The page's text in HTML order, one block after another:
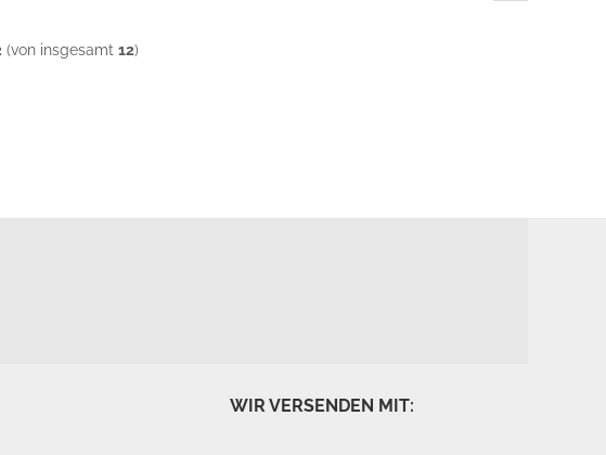
(von insgesamt12)
WIR VERSENDEN MIT: